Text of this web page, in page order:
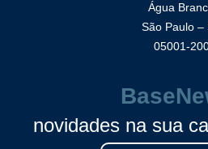
Água
São Paulo –
05001-
novidades na sua